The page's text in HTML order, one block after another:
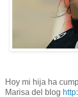
Hoy mi hija ha
Marisa del blog